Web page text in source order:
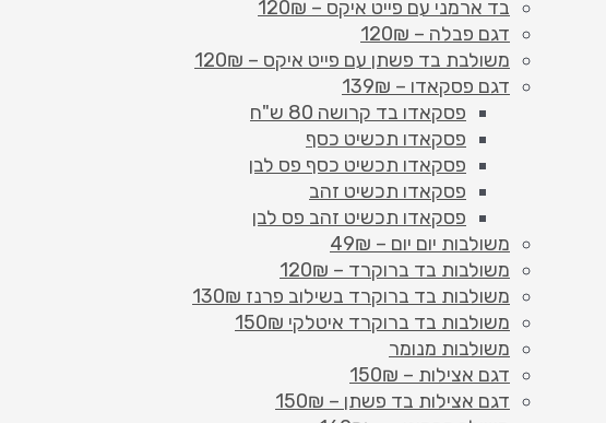
בד ארמני עם פייט איקס – 120₪
דגם פבלה – 120₪
משולבת בד פשתן עם פייט איקס – 120₪
דגם פסקאדו – 139₪
פסקאדו בד קרושה 80 ש"ח
פסקאדו תכשיט כסף
פסקאדו תכשיט כסף פס לבן
פסקאדו תכשיט זהב
פסקאדו תכשיט זהב פס לבן
משולבות יום יום – 49₪
משולבות בד ברוקרד – 120₪
משולבות בד ברוקרד בשילוב פרנז 130₪
משולבות בד ברוקרד איטלקי 150₪
משולבות מנומר
דגם אצילות – 150₪
דגם אצילות בד פשתן – 150₪